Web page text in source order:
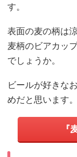
す。
表面の麦の柄は
麦柄のビアカッ
でしょうか。
ビールが好きな
めだと思います。
『